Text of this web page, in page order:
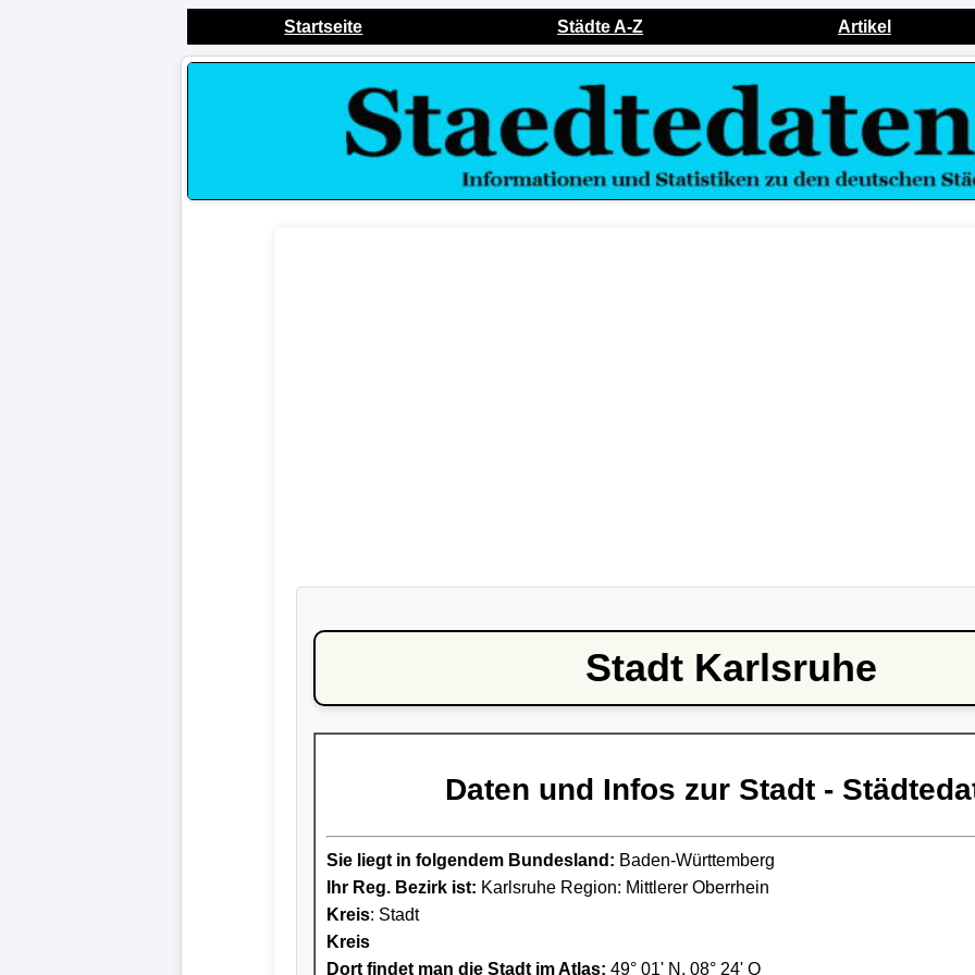
Startseite Städte A-Z Artikel
Stadt Karlsruhe
Daten und Infos zur Stadt -
Sie liegt in folgendem Bundesland: Baden-Württemberg
Ihr Reg. Bezirk ist: Karlsruhe Region: Mittlerer Oberrhein
Kreis: Stadt
Kreis
Dort findet man die Stadt im Atlas: 49° 01' N, 08° 24' O